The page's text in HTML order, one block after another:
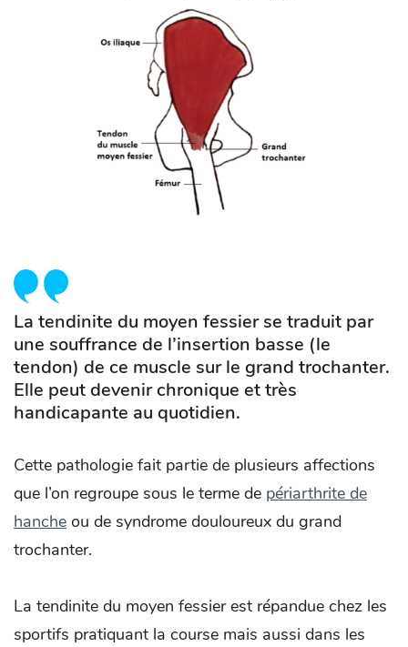
La tendinite du moyen fessier se traduit par
une souffrance de l’insertion basse (le
tendon) de ce muscle sur le grand trochanter.
Elle peut devenir chronique et très
handicapante au quotidien.
Cette pathologie fait partie de plusieurs affections
que l’on regroupe sous le terme de périarthrite de
hanche ou de syndrome douloureux du grand
trochanter.
La tendinite du moyen fessier est répandue chez les
sportifs pratiquant la course mais aussi dans les